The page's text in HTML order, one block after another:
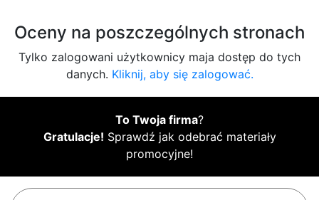
Oceny na poszczególnych stronach
Tylko zalogowani użytkownicy maja dostęp do tych
danych. Kliknij, aby się zalogować.
To Twoja firma?
Gratulacje! Sprawdź jak odebrać materiały
promocyjne!